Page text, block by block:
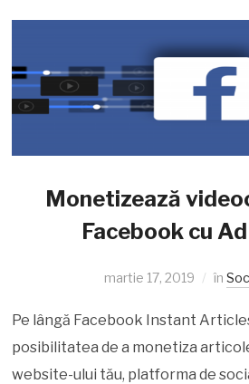
Monetizează
Facebook cu
martie 17, 2019 în
Pe lângă Facebook Instant
posibilitatea de a monetiza
website-ului tău, platforma de